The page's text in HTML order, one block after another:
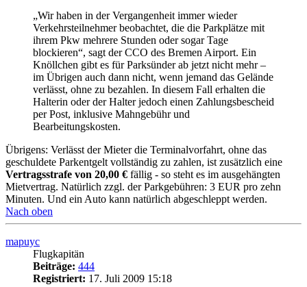
„Wir haben in der Vergangenheit immer wieder
Verkehrsteilnehmer beobachtet, die die Parkplätze mit
ihrem Pkw mehrere Stunden oder sogar Tage
blockieren“, sagt der CCO des Bremen Airport. Ein
Knöllchen gibt es für Parksünder ab jetzt nicht mehr –
im Übrigen auch dann nicht, wenn jemand das Gelände
verlässt, ohne zu bezahlen. In diesem Fall erhalten die
Halterin oder der Halter jedoch einen Zahlungsbescheid
per Post, inklusive Mahngebühr und
Bearbeitungskosten.
Übrigens: Verlässt der Mieter die Terminalvorfahrt, ohne das
geschuldete Parkentgelt vollständig zu zahlen, ist zusätzlich eine
Vertragsstrafe von 20,00 € fällig - so steht es im ausgehängten
Mietvertrag. Natürlich zzgl. der Parkgebühren: 3 EUR pro zehn
Minuten. Und ein Auto kann natürlich abgeschleppt werden.
Nach oben
mapuyc
Flugkapitän
Beiträge: 444
Registriert: 17. Juli 2009 15:18